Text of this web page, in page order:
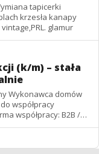
tapicerki
kanapy
sofy fotele .renowacja mebli vintage,PRL. glamur
(k/m) – stała
Wykonawca domów
współpracy